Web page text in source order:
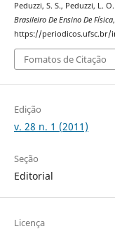
Peduzzi, S. S., Peduzzi, L.
Brasileiro De Ensino De Física,
https://periodicos.ufsc.br/
Fomatos de Citação
Edição
v. 28 n. 1 (2011)
Seção
Editorial
Licença